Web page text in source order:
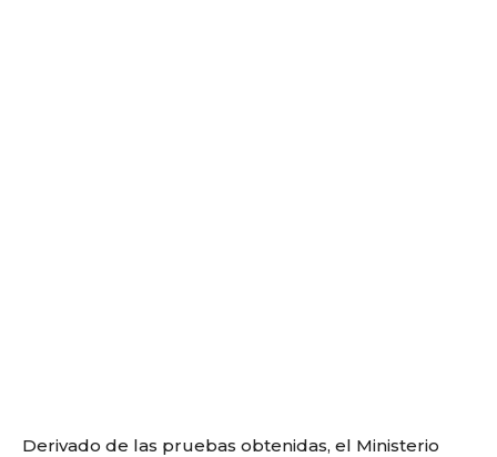
Derivado de las pruebas obtenidas, el Ministerio